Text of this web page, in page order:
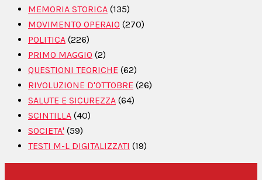
MEMORIA STORICA (135)
MOVIMENTO OPERAIO (270)
POLITICA (226)
PRIMO MAGGIO (2)
QUESTIONI TEORICHE (62)
RIVOLUZIONE D'OTTOBRE (26)
SALUTE E SICUREZZA (64)
SCINTILLA (40)
SOCIETA' (59)
TESTI M-L DIGITALIZZATI (19)